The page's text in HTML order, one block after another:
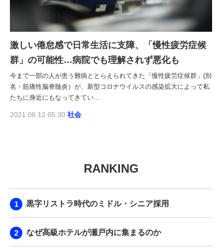
ADOPTABLE DOG JOURNAL
激しい倦怠感で日常生活に支障、「慢性疲労症候
群」の可能性…病院でも理解されず悪化も
今まで一部の人が患う難病ととらえられてきた「慢性疲労症候群」(別
名・筋痛性脳脊髄炎）が、新型コロナウイルスの感染拡大によって私
たちに身近にもなってきてい...
2021.06.12 05:30 社会
RANKING
黒字リストラ時代のミドル・シニア採用
なぜ高級ホテルが瀬戸内に集まるのか